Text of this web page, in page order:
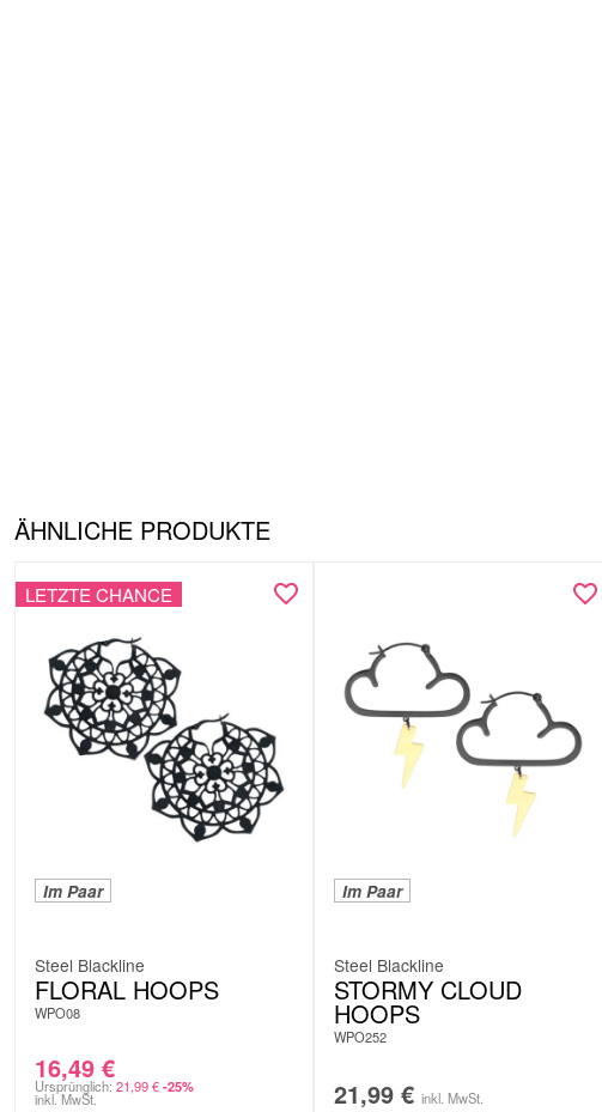
ÄHNLICHE PRODUKTE
LETZTE CHANCE
Im Paar
Steel Blackline
FLORAL HOOPS
WPO08
16,49 €
Ursprünglich: 21,99€ -25%
inkl. MwSt.
Im Paar
Steel Blackline
STORMY CLOUD
HOOPS
WPO252
21,99 € inkl. MwSt.